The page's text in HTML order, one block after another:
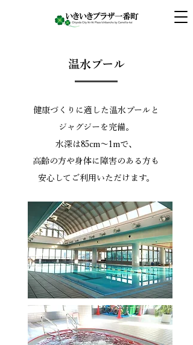
​温水プール
健康づくりに適した温水プールと
ジャグジーを完備。
水深は85cm〜1mで、
高齢の方や身体に障害のある方も
安心してご利用いただけます。